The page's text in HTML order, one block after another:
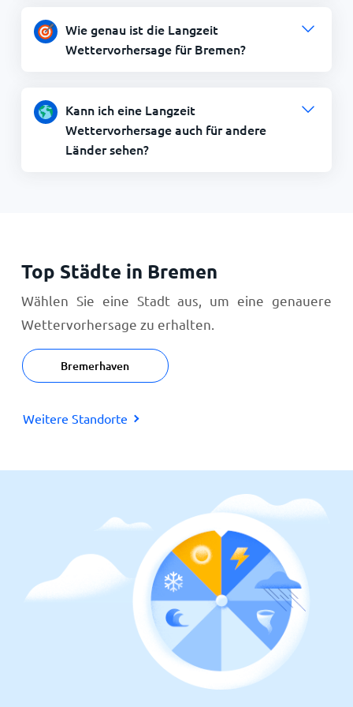
Wie genau ist die Langzeit
Wettervorhersage für Bremen?
Kann ich eine Langzeit
Wettervorhersage auch für andere
Länder sehen?
Top Städte in Bremen
Wählen Sie eine Stadt aus, um eine genauere
Wettervorhersage zu erhalten.
Bremerhaven
Weitere Standorte